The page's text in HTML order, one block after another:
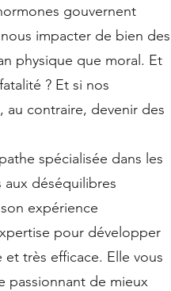
gouvernent
impacter de bien des
physique que moral. Et
? Et si nos
au contraire, devenir des
spécialisée dans les
déséquilibres
expérience
pour développer
très efficace. Elle vous
passionnant de mieux